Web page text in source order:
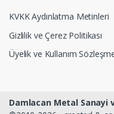
KVKK Aydınlatma Metinleri
Gizlilik ve Çerez Politikası
Üyelik ve Kullanım
Damlacan Metal Sanayi